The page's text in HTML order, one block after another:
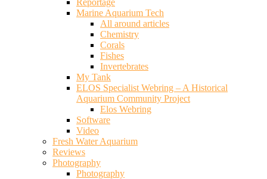
Reportage
Marine Aquarium Tech
All around articles
Chemistry
Corals
Fishes
Invertebrates
My Tank
ELOS Specialist Webring – A Historical
Aquarium Community Project
Elos Webring
Software
Video
Fresh Water Aquarium
Reviews
Photography
Photography